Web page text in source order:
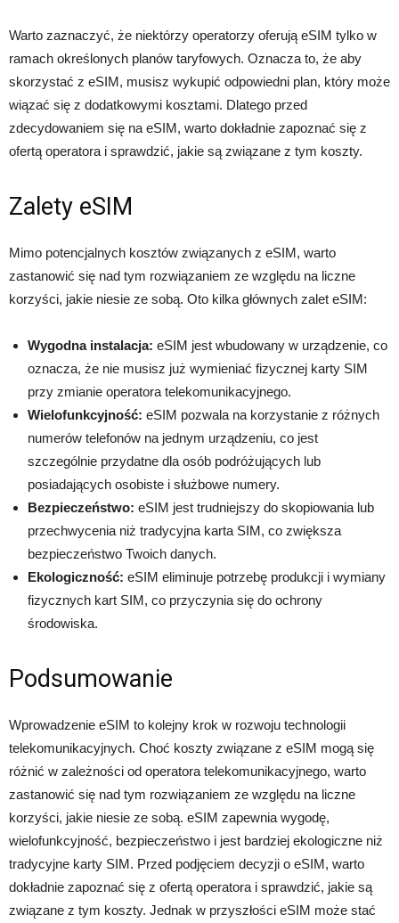
Warto zaznaczyć, że niektórzy operatorzy oferują eSIM tylko w
ramach określonych planów taryfowych. Oznacza to, że aby
skorzystać z eSIM, musisz wykupić odpowiedni plan, który może
wiązać się z dodatkowymi kosztami. Dlatego przed
zdecydowaniem się na eSIM, warto dokładnie zapoznać się z
ofertą operatora i sprawdzić, jakie są związane z tym koszty.
Zalety eSIM
Mimo potencjalnych kosztów związanych z eSIM, warto
zastanowić się nad tym rozwiązaniem ze względu na liczne
korzyści, jakie niesie ze sobą. Oto kilka głównych zalet eSIM:
Wygodna instalacja: eSIM jest wbudowany w urządzenie, co
oznacza, że nie musisz już wymieniać fizycznej karty SIM
przy zmianie operatora telekomunikacyjnego.
Wielofunkcyjność: eSIM pozwala na korzystanie z różnych
numerów telefonów na jednym urządzeniu, co jest
szczególnie przydatne dla osób podróżujących lub
posiadających osobiste i służbowe numery.
Bezpieczeństwo: eSIM jest trudniejszy do skopiowania lub
przechwycenia niż tradycyjna karta SIM, co zwiększa
bezpieczeństwo Twoich danych.
Ekologiczność: eSIM eliminuje potrzebę produkcji i wymiany
fizycznych kart SIM, co przyczynia się do ochrony
środowiska.
Podsumowanie
Wprowadzenie eSIM to kolejny krok w rozwoju technologii
telekomunikacyjnych. Choć koszty związane z eSIM mogą się
różnić w zależności od operatora telekomunikacyjnego, warto
zastanowić się nad tym rozwiązaniem ze względu na liczne
korzyści, jakie niesie ze sobą. eSIM zapewnia wygodę,
wielofunkcyjność, bezpieczeństwo i jest bardziej ekologiczne niż
tradycyjne karty SIM. Przed podjęciem decyzji o eSIM, warto
dokładnie zapoznać się z ofertą operatora i sprawdzić, jakie są
związane z tym koszty. Jednak w przyszłości eSIM może stać